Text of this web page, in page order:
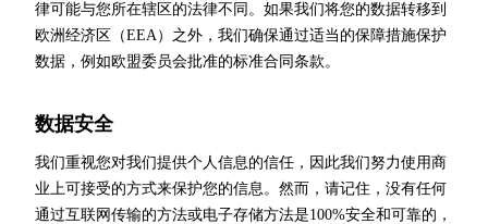
律可能与您所在辖区的法律不同。如果我们将您的数据转移到
欧洲经济区（EEA）之外，我们确保通过适当的保障措施保护
数据，例如欧盟委员会批准的标准合同条款。
数据安全
我们重视您对我们提供个人信息的信任，因此我们努力使用商
业上可接受的方式来保护您的信息。然而，请记住，没有任何
通过互联网传输的方法或电子存储方法是100%安全和可靠的，